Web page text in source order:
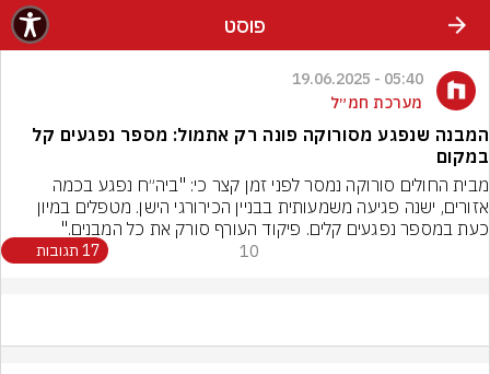
פוסט
05:40 - 19.06.2025
מערכת חמ״ל
המבנה שנפגע מסורוקה פונה רק אתמול: מספר נפגעים קל
במקום
כעת במספר נפגעים קלים. פיקוד העורף סורק את כל המבנים."
10 17 תגובות